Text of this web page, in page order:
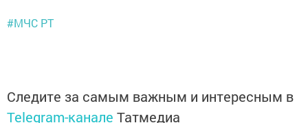
#МЧС РТ
Следите за самым важным и интересным в
Telegram-канале Татмедиа